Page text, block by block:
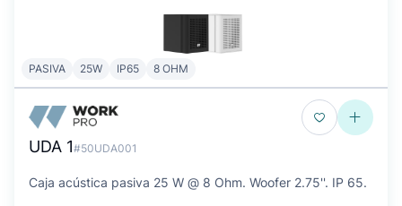
PASIVA 25W IP65 8 OHM
UDA 1#50UDA001
Caja acústica pasiva 25 W @ 8 Ohm. Woofer 2.75''. IP 65.